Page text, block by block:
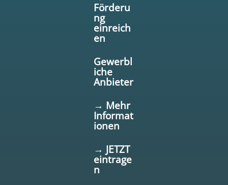
Förderu
ng
einreich
en
Gewerbl
iche
Anbieter
→ Mehr
Informat
ionen
→ JETZT
eintrage
n